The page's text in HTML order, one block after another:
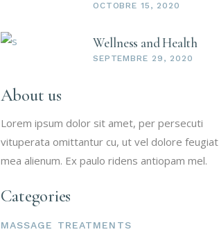
OCTOBRE 15, 2020
Wellness and Health
SEPTEMBRE 29, 2020
About us
Lorem ipsum dolor sit amet, per persecuti
vituperata omittantur cu, ut vel dolore feugiat
mea alienum. Ex paulo ridens antiopam mel.
Categories
MASSAGE TREATMENTS